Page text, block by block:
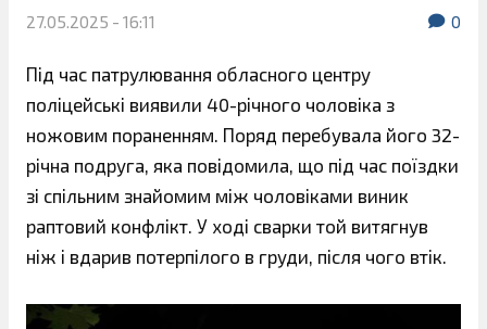
27.05.2025 - 16:11 0
Під час патрулювання обласного центру
поліцейські виявили 40-річного чоловіка з
ножовим пораненням. Поряд перебувала його 32-
річна подруга, яка повідомила, що під час поїздки
зі спільним знайомим між чоловіками виник
раптовий конфлікт. У ході сварки той витягнув
ніж і вдарив потерпілого в груди, після чого втік.